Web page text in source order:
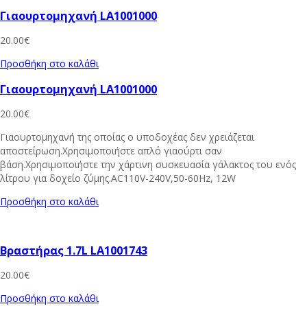
Γιαουρτομηχανή LA1001000
20.00€
Προσθήκη στο καλάθι
Γιαουρτομηχανή LA1001000
20.00€
Γιαουρτομηχανή της οποίας ο υποδοχέας δεν χρειάζεται
αποστείρωση.Χρησιμοποιήστε απλό γιαούρτι σαν
βάση.Χρησιμοποιήστε την χάρτινη συσκευασία γάλακτος του ενός
λίτρου για δοχείο ζύμης.AC110V-240V,50-60Hz, 12W
Προσθήκη στο καλάθι
Βραστήρας 1.7L LA1001743
20.00€
Προσθήκη στο καλάθι